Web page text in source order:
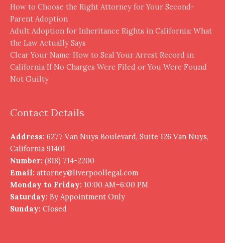
How to Choose the Right Attorney for Your Second-
Parent Adoption
Adult Adoption for Inheritance Rights in California: What
the Law Actually Says
Clear Your Name: How to Seal Your Arrest Record in
California If No Charges Were Filed or You Were Found
Not Guilty
Contact Details
Address: 6277 Van Nuys Boulevard, Suite 126 Van Nuys,
California 91401
Number: (818) 714-2200
Email: attorney@liverpoollegal.com
Monday to Friday: 10:00 AM–6:00 PM
Saturday: By Appointment Only
Sunday: Closed